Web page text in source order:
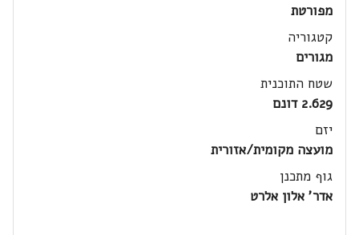
מפורטת
קטגוריה
מגורים
שטח התוכנית
2.629 דונם
יזם
מועצה מקומית/אזורית
גוף מתכנן
אדר' אלון אלרט